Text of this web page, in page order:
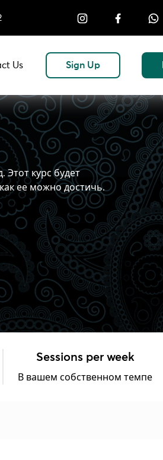
Us Sign Up
Этот курс будет
ее можно достичь.
Sessions per week
В вашем собственном темпе